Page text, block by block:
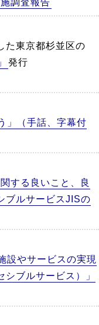
た東京都杉並区の
発行
」（手話、字幕付
する良いこと、良
ブルサービスJISの
設やサービスの実現
ブルサービス）」